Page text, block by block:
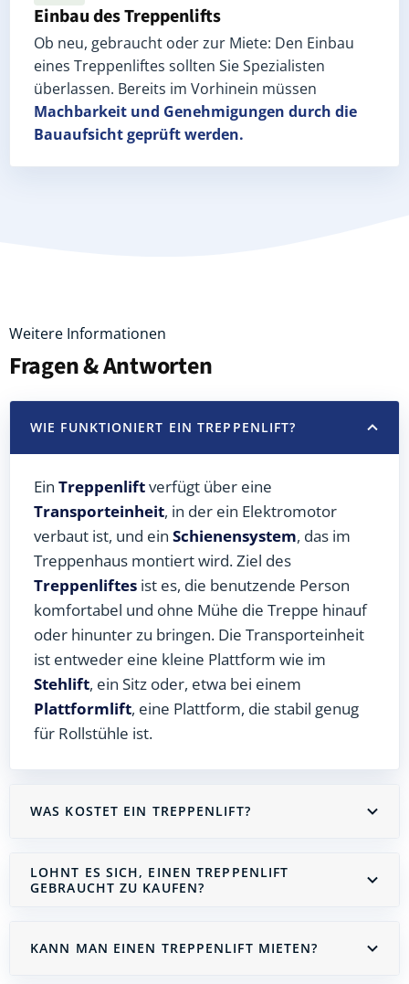
Einbau des Treppenlifts
Ob neu, gebraucht oder zur Miete: Den Einbau
eines Treppenliftes sollten Sie Spezialisten
überlassen. Bereits im Vorhinein müssen
Machbarkeit und Genehmigungen durch die
Bauaufsicht geprüft werden.
Weitere Informationen
Fragen & Antworten
WIE FUNKTIONIERT EIN TREPPENLIFT?
Ein Treppenliftverfügt über eine
Transporteinheit, in der ein Elektromotor
verbaut ist, und ein Schienensystem, das im
Treppenhaus montiert wird. Ziel des
Treppenliftes ist es, die benutzende Person
komfortabel und ohne Mühe die Treppe hinauf
oder hinunter zu bringen. Die Transporteinheit
ist entweder eine kleine Plattform wie im
Stehlift, ein Sitz oder, etwa bei einem
Plattformlift, eine Plattform, die stabil genug
für Rollstühle ist.
WAS KOSTET EIN TREPPENLIFT?
LOHNT ES SICH, EINEN TREPPENLIFT
GEBRAUCHT ZU KAUFEN?
KANN MAN EINEN TREPPENLIFT MIETEN?